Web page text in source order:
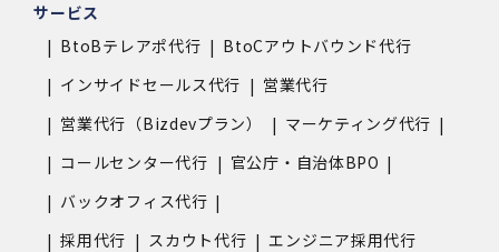
サービス
BtoBテレアポ代行
BtoCアウトバウンド代行
インサイドセールス代行
営業代行
営業代行（Bizdevプラン）
マーケティング代行
コールセンター代行
官公庁・自治体BPO
バックオフィス代行
採用代行
スカウト代行
エンジニア採用代行